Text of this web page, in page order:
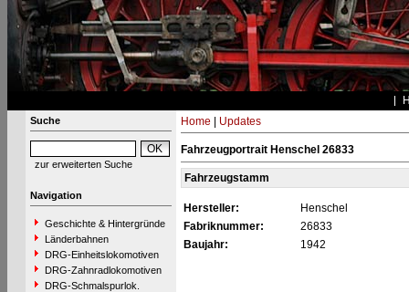
Suche
zur erweiterten Suche
Navigation
Geschichte & Hintergründe
Länderbahnen
DRG-Einheitslokomotiven
DRG-Zahnradlokomotiven
DRG-Schmalspurlok.
Home Updates
Fahrzeugportrait Henschel 26833
Fahrzeugstamm
Hersteller:
Henschel
Fabriknummer:
26833
Baujahr:
1942